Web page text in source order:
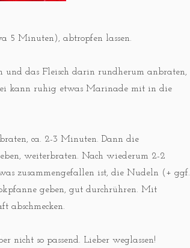
5 Minuten), abtropfen lassen.
und das Fleisch darin rundherum anbraten,
kann ruhig etwas Marinade mit in die
ca. 2-3 Minuten. Dann die
weiterbraten. Nach wiederum 2-2
zusammengefallen ist, die Nudeln (+ ggf.
geben, gut durchrühren. Mit
abschmecken.
nicht so passend. Lieber weglassen!